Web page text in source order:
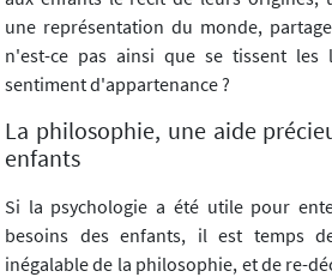
une représentation du monde,
n'est-ce pas ainsi que se tissent
sentiment d'appartenance ?
La philosophie, une aide
enfants
Si la psychologie a été utile pour
besoins des enfants, il est temps
inégalable de la philosophie, et de re-